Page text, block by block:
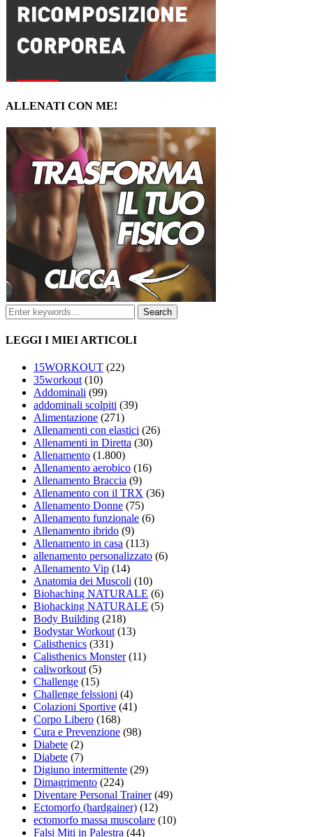
ALLENATI CON ME!
LEGGI I MIEI ARTICOLI
15WORKOUT (22)
35workout(10)
Addominali (99)
addominali scolpiti (39)
Alimentazione (271)
Allenamenti con elastici (26)
Allenamenti in Diretta (30)
Allenamento (1.800)
Allenamento aerobico (16)
Allenamento Braccia (9)
Allenamento con il TRX (36)
Allenamento Donne (75)
Allenamento funzionale (6)
Allenamento ibrido (9)
Allenamento in casa (113)
allenamento personalizzato (6)
Allenamento Vip (14)
Anatomia dei Muscoli (10)
Biohaching NATURALE (6)
Biohacking NATURALE (5)
Body Building (218)
Bodystar Workout(13)
Calisthenics (331)
Calisthenics Monster(11)
caliworkout(5)
Challenge (15)
Challenge felssioni (4)
Colazioni Sportive (41)
Corpo Libero (168)
Cura e Prevenzione (98)
Diabete (2)
Diabete (7)
Digiuno intermittente (29)
Dimagrimento (224)
Diventare Personal Trainer(49)
Ectomorfo (hardgainer) (12)
ectomorfo massa muscolare (10)
Falsi Miti in Palestra (44)